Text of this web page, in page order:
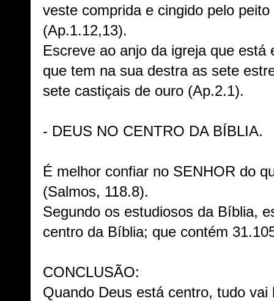
veste comprida e cingido pelo
(Ap.1.12,13).
Escreve ao anjo da igreja que
que tem na sua destra as sete
sete castiçais de ouro (Ap.2.1).
- DEUS NO CENTRO DA BÍBLIA.
É melhor confiar no SENHOR do
(Salmos, 118.8).
Segundo os estudiosos da Bíblia,
centro da Bíblia; que contém
CONCLUSÃO:
Quando Deus está centro, tudo